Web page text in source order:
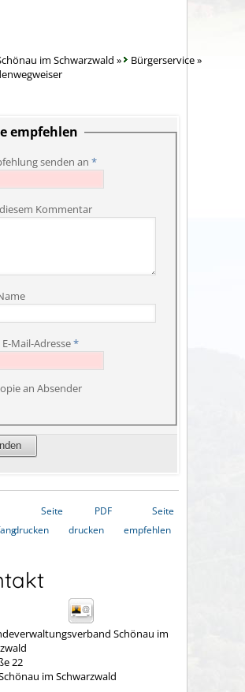
im Schwarzwald » Bürgerservice»
empfehlen
senden an *
Kommentar
Mail-Adresse*
an Absender
Seite
drucken
PDF
drucken
Seite
empfehlen
Schönau im
22
im Schwarzwald